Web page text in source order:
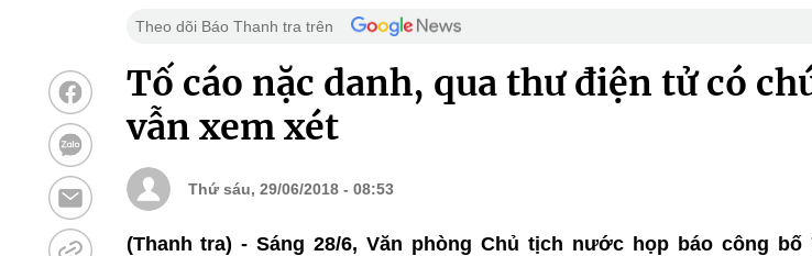
Theo dõi Báo Thanh tra trên
Tố cáo nặc danh, qua thư điện tử có
vẫn xem xét
Thứ sáu, 29/06/2018 - 08:53
(Thanh tra) - Sáng 28/6, Văn phòng Chủ tịch nước họp báo công